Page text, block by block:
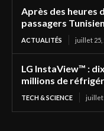
Après des heures
passagers
ACTUALITÉS juillet 25,
LG InstaView™ :
millions de
TECH & SCIENCE juillet